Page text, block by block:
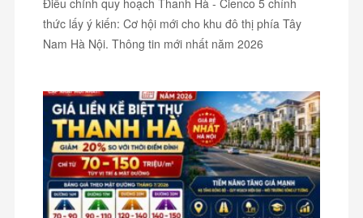
Điều chỉnh quy hoạch Thanh Hà - Cienco 5 chính
thức lấy ý kiến: Cơ hội mới cho khu đô thị phía Tây
Nam Hà Nội. Thông tin mới nhất năm 2026